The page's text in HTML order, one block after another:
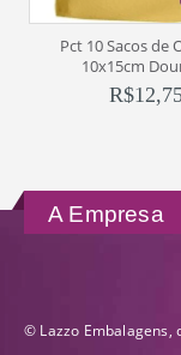
Pct 10 Sacos de
10x15cm
R$
A Empresa
© Lazzo Embalagens,